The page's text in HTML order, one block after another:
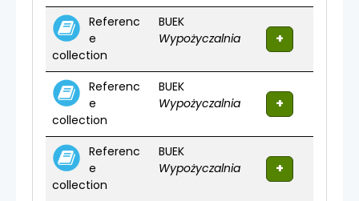
Referenc
e
collection
BUEK
Wypożyczalnia
Referenc
e
collection
BUEK
Wypożyczalnia
Referenc
e
collection
BUEK
Wypożyczalnia